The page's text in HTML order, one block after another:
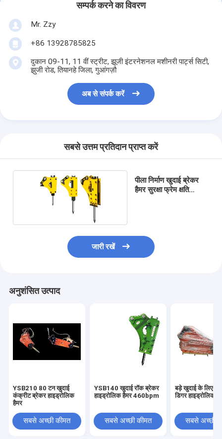
सम्पर्क करने का विवरण
Mr. Zzy
+86 13928785825
दुकान 09-11, 11 वीं स्ट्रीट, झूजी इंटरनेशनल मशीनरी पार्ट्स सिटी,
झुजी रोड, तियानहे जिला, गुआंगज़ौ
अब से संपर्क करें
सबसे उत्तम प्रतिदान प्राप्त करें
पीला निर्माण खुदाई ब्रेकर
हैमर सुरक्षा फ्रेम क्षति
जारी रखें
अनुशंसित उत्पाद
YSB210 80 टन खुदाई
कंक्रीट ब्रेकर हाइड्रोलिक
हैमर
सबसे अच्छी कीमत
YSB140 खुदाई रॉक ब्रेकर
हाइड्रोलिक हैमर 460bpm
सबसे अच्छी कीमत
बड़े खुदाई के लिए
डिगर हाइड्रोलिक
सबसे अच्छी